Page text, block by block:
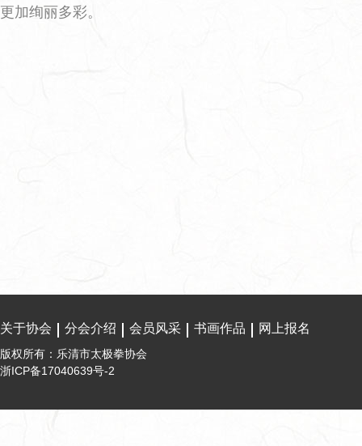
更加绚丽多彩。
关于协会 分会介绍 会员风采 书画作品 网上报名
版权所有：乐清市太极拳协会
浙ICP备17040639号-2